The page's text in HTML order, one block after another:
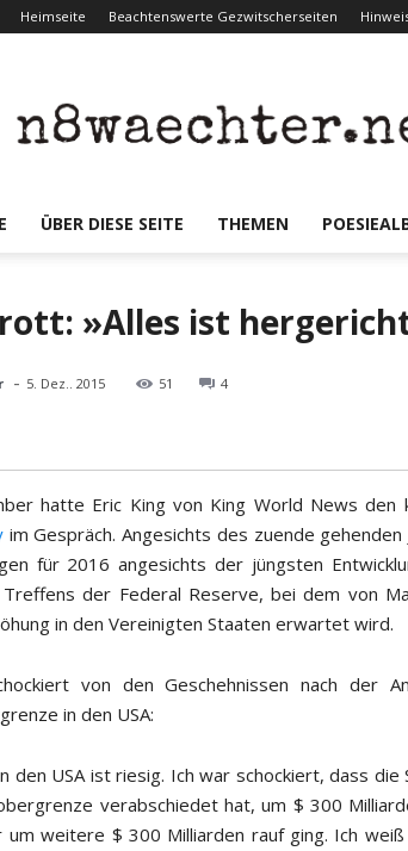
Heimseite Beachtenswerte Gezwitscherseiten
ÜBER DIESE SEITE THEMEN
»Alles ist
- 5. Dez.. 2015 51 4
hatte Eric King von King World News den
im Gespräch. Angesichts des zuende
für 2016 angesichts der jüngsten
der Federal Reserve, bei dem von
in den Vereinigten Staaten erwartet wird.
von den Geschehnissen nach der
in den USA:
den USA ist riesig. Ich war schockiert, dass die
verabschiedet hat, um $ 300
um weitere $ 300 Milliarden rauf ging. Ich